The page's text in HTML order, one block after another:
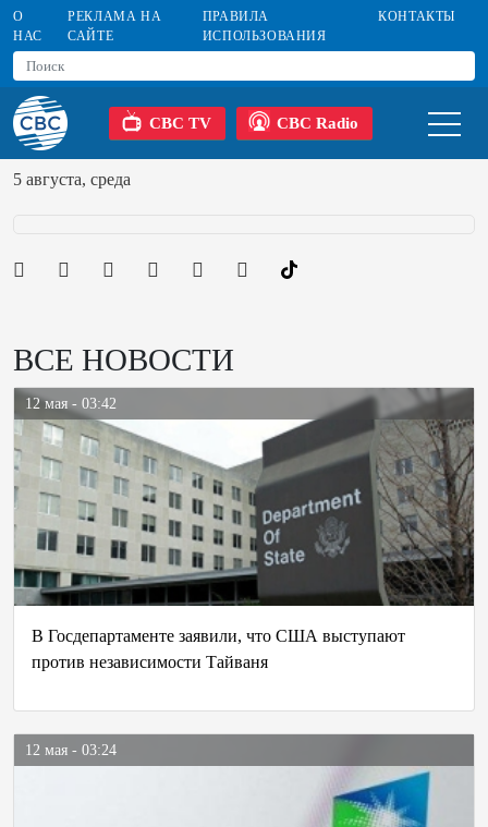
О
НАС
РЕКЛАМА НА
САЙТЕ
ПРАВИЛА
ИСПОЛЬЗОВАНИЯ
КОНТАКТЫ
CBC TV CBC Radio
5 августа, среда
ВСЕ НОВОСТИ
12 мая - 03:42
В Госдепартаменте заявили, что США выступают
против независимости Тайваня
12 мая - 03:24